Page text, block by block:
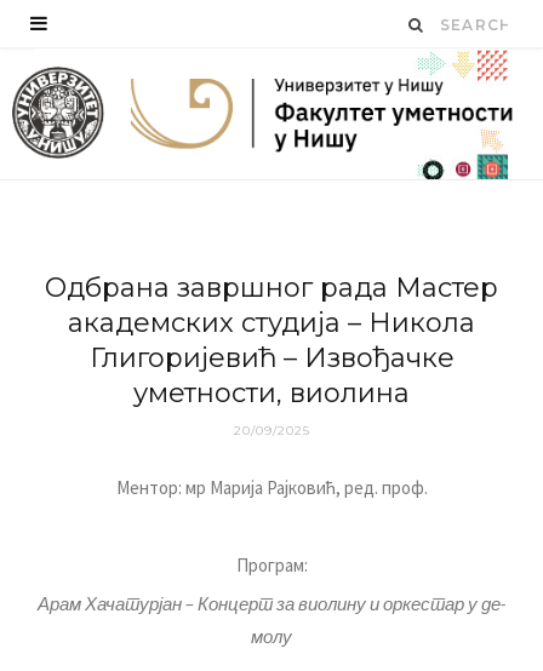
Одбрана завршног рада Мастер
академских студија – Никола
Глигоријевић – Извођачке
уметности, виолина
20/09/2025
Ментор: мр Марија Рајковић, ред. проф.
Програм:
Арам Хачатурјан – Концерт за виолину и оркестар у де-
молу